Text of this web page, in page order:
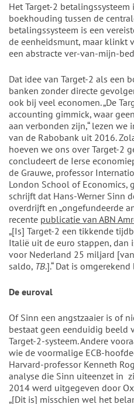
Het Target-2
boekhouding tussen de
betalingssysteem is een
de eenheidsmunt, maar klinkt
een abstracte ver-van-mijn-
Dat idee van Target-2 als een
banken zonder directe
ook bij veel economen. „De
accounting gimmick, waar
aan verbonden zijn,“ lezen we
van de Rabobank uit 2016.
hoeven we ons over Target-2
concludeert de Ierse
de Grauwe, professor
London School of Economics,
schrijft dat Hans-Werner Sinn
overdrijft en „ongefundeerde
recente publicatie van ABN
„[Is] Target-2 een tikkende
Italië uit de euro stappen, dan
voor Nederland 25 miljard
saldo, TB.].“ Dat is
De euroval
Of Sinn een angstzaaier is of
bestaat geen eenduidig beeld
Target-2-systeem. Andere
wie de voormalige ECB-
Harvard-professor Kenneth
analyse die Sinn uiteenzet in
2014 werd uitgegeven door
„[Dit is] misschien wel het